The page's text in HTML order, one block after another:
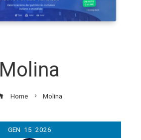
Molina
Home Molina
GEN 15 2026